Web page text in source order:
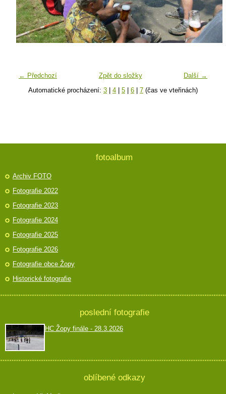
← Předchozí Další →
Zpět do složky
Automatické procházení: 3 | 4 | 5 | 6 | 7 (čas ve vteřinách)
fotoalbum
Archiv FOTO
Fotografie 2022
Fotografie 2023
Fotografie 2024
Fotografie 2025
Fotografie 2026
Fotografie obce Žopy
Historické fotografie
poslední fotografie
HC Žopy finále - 28.3.2026
oblíbené odkazy